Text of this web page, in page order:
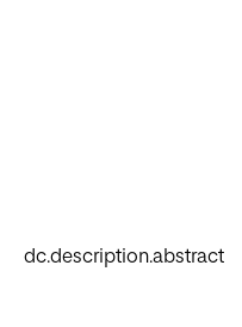
dc.description.abstract